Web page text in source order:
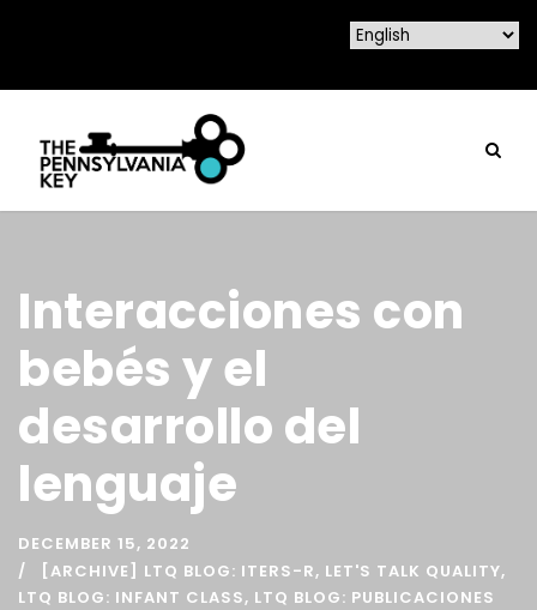
Interacciones con
bebés y el
desarrollo del
lenguaje
DECEMBER 15, 2022
[ARCHIVE] LTQ BLOG: ITERS-R, LET'S TALK QUALITY,
LTQ BLOG: INFANT CLASS, LTQ BLOG: PUBLICACIONES